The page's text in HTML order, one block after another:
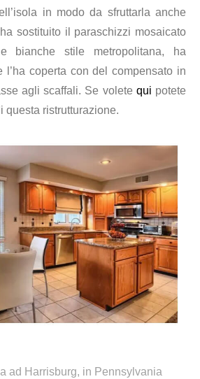
in modo da sfruttarla anche
sostituito il paraschizzi mosaicato
bianche stile metropolitana, ha
l’ha coperta con del compensato in
agli scaffali. Se volete qui potete
questa ristrutturazione.
ad Harrisburg, in Pennsylvania